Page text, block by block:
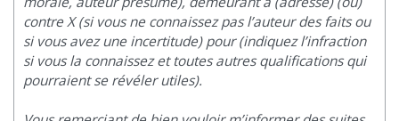
contre X (si vous ne connaissez pas l’auteur des faits ou
si vous avez une incertitude) pour (indiquez l’infraction
si vous la connaissez et toutes autres qualifications qui
pourraient se révéler utiles).